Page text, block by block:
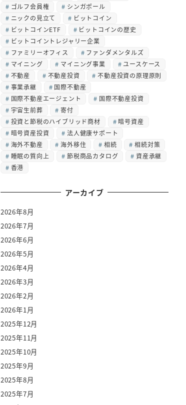
ゴルフ会員権
シンガポール
ニックの見立て
ビットコイン
ビットコインETF
ビットコインの歴史
ビットコイントレジャリー企業
ファミリーオフィス
ファンダメンタルズ
マイニング
マイニング事業
ユースケース
不動産
不動産投資
不動産投資の原理原則
事業承継
国際不動産
国際不動産エージェント
国際不動産投資
宇宙生前葬
寄付
投資と節税のハイブリッド商材
暗号資産
暗号資産投資
法人健康サポート
海外不動産
海外移住 相続
相続対策
睡眠の質向上
節税商品カタログ
資産承継
香港
アーカイブ
2026年8月
2026年7月
2026年6月
2026年5月
2026年4月
2026年3月
2026年2月
2026年1月
2025年12月
2025年11月
2025年10月
2025年9月
2025年8月
2025年7月